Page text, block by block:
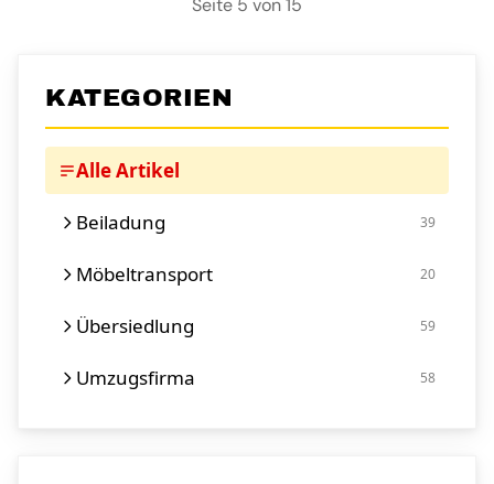
Seite 5 von 15
KATEGORIEN
Alle Artikel
Beiladung 39
Möbeltransport 20
Übersiedlung 59
Umzugsfirma 58